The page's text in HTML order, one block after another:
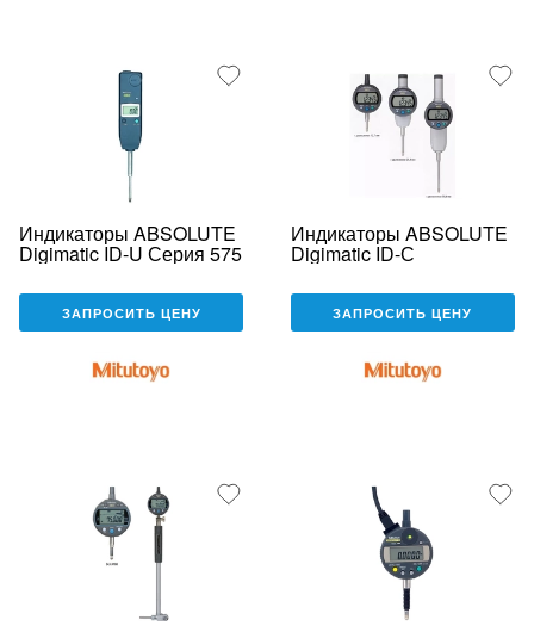
Индикаторы ABSOLUTE
Digimatic ID-U Серия 575
ЗАПРОСИТЬ ЦЕНУ
Индикаторы ABSOLUTE
Digimatic ID-С
ЗАПРОСИТЬ ЦЕНУ